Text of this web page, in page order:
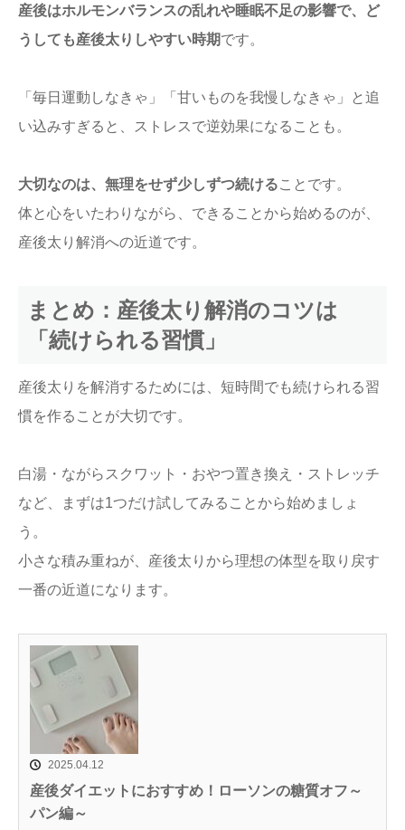
産後はホルモンバランスの乱れや睡眠不足の影響で、ど
うしても産後太りしやすい時期です。
「毎日運動しなきゃ」「甘いものを我慢しなきゃ」と追
い込みすぎると、ストレスで逆効果になることも。
大切なのは、無理をせず少しずつ続けることです。
体と心をいたわりながら、できることから始めるのが、
産後太り解消への近道です。
まとめ：産後太り解消のコツは
「続けられる習慣」
産後太りを解消するためには、短時間でも続けられる習
慣を作ることが大切です。
白湯・ながらスクワット・おやつ置き換え・ストレッチ
など、まずは1つだけ試してみることから始めましょ
う。
小さな積み重ねが、産後太りから理想の体型を取り戻す
一番の近道になります。
2025.04.12
産後ダイエットにおすすめ！ローソンの糖質オフ～
パン編～